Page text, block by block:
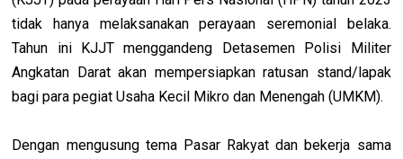
tidak hanya melaksanakan perayaan seremonial belaka.
Tahun ini KJJT menggandeng Detasemen Polisi Militer
Angkatan Darat akan mempersiapkan ratusan stand/lapak
bagi para pegiat Usaha Kecil Mikro dan Menengah (UMKM).
Dengan mengusung tema Pasar Rakyat dan bekerja sama